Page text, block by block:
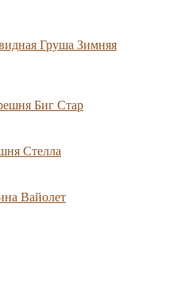
Груша Зимняя
Биг Стар
Стелла
Вайолет